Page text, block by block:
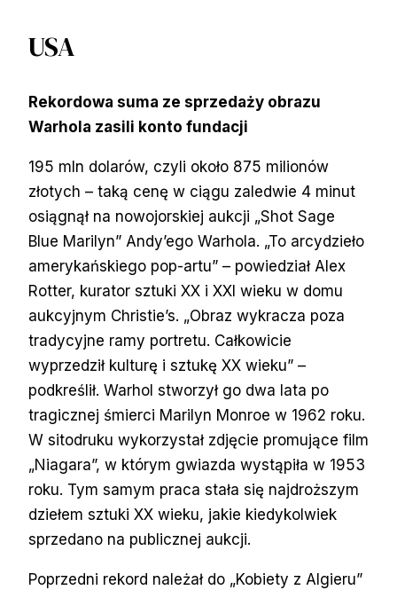
USA
Rekordowa suma ze sprzedaży obrazu
Warhola zasili konto fundacji
195 mln dolarów, czyli około 875 milionów
złotych – taką cenę w ciągu zaledwie 4 minut
osiągnął na nowojorskiej aukcji „Shot Sage
Blue Marilyn” Andy’ego Warhola. „To arcydzieło
amerykańskiego pop-artu” – powiedział Alex
Rotter, kurator sztuki XX i XXI wieku w domu
aukcyjnym Christie’s. „Obraz wykracza poza
tradycyjne ramy portretu. Całkowicie
wyprzedził kulturę i sztukę XX wieku” –
podkreślił. Warhol stworzył go dwa lata po
tragicznej śmierci Marilyn Monroe w 1962 roku.
W sitodruku wykorzystał zdjęcie promujące film
„Niagara”, w którym gwiazda wystąpiła w 1953
roku. Tym samym praca stała się najdroższym
dziełem sztuki XX wieku, jakie kiedykolwiek
sprzedano na publicznej aukcji.
Poprzedni rekord należał do „Kobiety z Algieru”